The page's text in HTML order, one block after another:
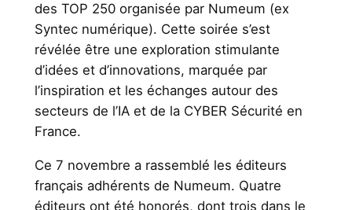
des TOP 250 organisée par Numeum (ex
Syntec numérique). Cette soirée s’est
révélée être une exploration stimulante
d’idées et d’innovations, marquée par
l’inspiration et les échanges autour des
secteurs de l’IA et de la CYBER Sécurité en
France.
Ce 7 novembre a rassemblé les éditeurs
français adhérents de Numeum. Quatre
éditeurs ont été honorés, dont trois dans le